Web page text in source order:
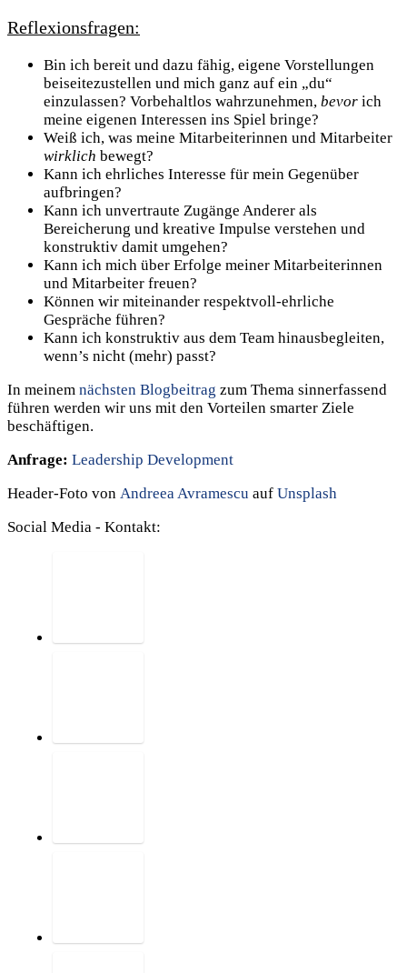
Reflexionsfragen:
Bin ich bereit und dazu fähig, eigene Vorstellungen
beiseitezustellen und mich ganz auf ein „du“
einzulassen? Vorbehaltlos wahrzunehmen, bevor ich
meine eigenen Interessen ins Spiel bringe?
Weiß ich, was meine Mitarbeiterinnen und Mitarbeiter
wirklich bewegt?
Kann ich ehrliches Interesse für mein Gegenüber
aufbringen?
Kann ich unvertraute Zugänge Anderer als
Bereicherung und kreative Impulse verstehen und
konstruktiv damit umgehen?
Kann ich mich über Erfolge meiner Mitarbeiterinnen
und Mitarbeiter freuen?
Können wir miteinander respektvoll-ehrliche
Gespräche führen?
Kann ich konstruktiv aus dem Team hinausbegleiten,
wenn’s nicht (mehr) passt?
In meinem nächsten Blogbeitrag zum Thema sinnerfassend
führen werden wir uns mit den Vorteilen smarter Ziele
beschäftigen.
Anfrage: Leadership Development
Header-Foto von Andreea Avramescu auf Unsplash
Social Media - Kontakt: